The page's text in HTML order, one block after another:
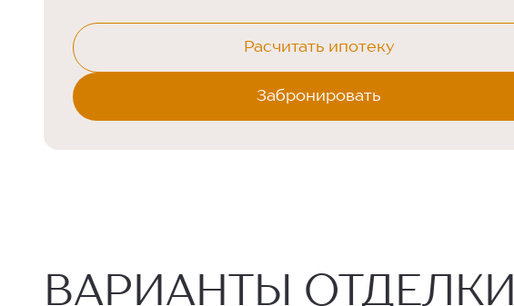
Расчитать ипотеку
Забронировать
ВАРИАНТЫ ОТДЕЛКИ